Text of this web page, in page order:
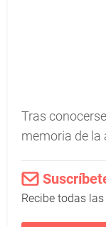
Tras
memoria de
Recibe todas